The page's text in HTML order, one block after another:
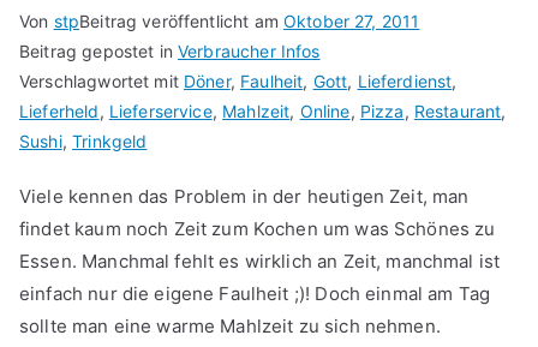
Von stpBeitrag veröffentlicht am Oktober 27, 2011
Beitrag gepostet inVerbraucher Infos
Verschlagwortet mit Döner, Faulheit, Gott, Lieferdienst,
Lieferheld, Lieferservice, Mahlzeit, Online, Pizza, Restaurant,
Sushi,Trinkgeld
Viele kennen das Problem in der heutigen Zeit, man
findet kaum noch Zeit zum Kochen um was Schönes zu
Essen. Manchmal fehlt es wirklich an Zeit, manchmal ist
einfach nur die eigene Faulheit ;)! Doch einmal am Tag
sollte man eine warme Mahlzeit zu sich nehmen.